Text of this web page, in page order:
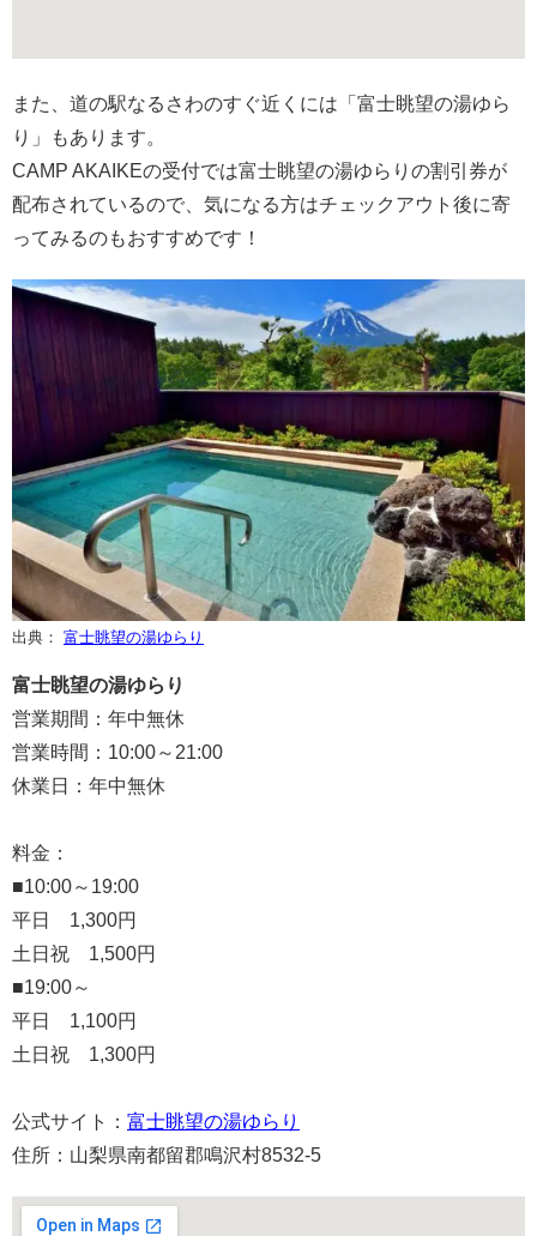
また、道の駅なるさわのすぐ近くには「富士眺望の湯ゆら
り」もあります。
CAMP AKAIKEの受付では富士眺望の湯ゆらりの割引券が
配布されているので、気になる方はチェックアウト後に寄
ってみるのもおすすめです！
出典： 富士眺望の湯ゆらり
富士眺望の湯ゆらり
営業期間：年中無休
営業時間：10:00～21:00
休業日：年中無休
料金：
■10:00～19:00
平日 1,300円
土日祝 1,500円
■19:00～
平日 1,100円
土日祝 1,300円
公式サイト： 富士眺望の湯ゆらり
住所：山梨県南都留郡鳴沢村8532-5